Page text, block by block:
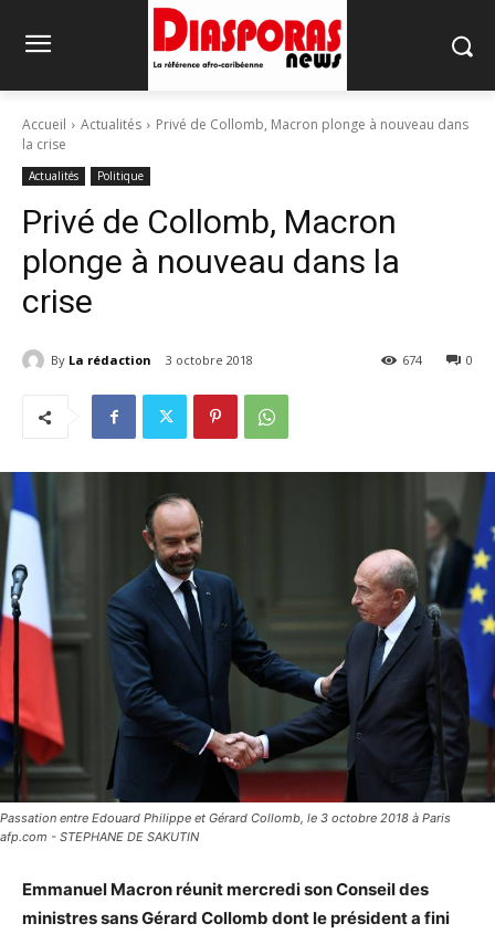
Accueil Actualités
Privé de Collomb, Macron plonge à nouveau dans
la crise
Actualités Politique
Privé de Collomb, Macron
plonge à nouveau dans la
crise
By La rédaction 3 octobre 2018 0
674
Passation entre Edouard Philippe et Gérard Collomb, le 3 octobre 2018 à Paris
afp.com - STEPHANE DE SAKUTIN
Emmanuel Macron réunit mercredi son Conseil des
ministres sans Gérard Collomb dont le président a fini